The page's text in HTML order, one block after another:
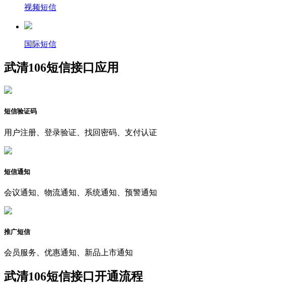
视频短信
国际短信
武清106短信接口应用
短信验证码
用户注册、登录验证、找回密码、支付认证
短信通知
会议通知、物流通知、系统通知、预警通知
推广短信
会员服务、优惠通知、新品上市通知
武清106短信接口开通流程